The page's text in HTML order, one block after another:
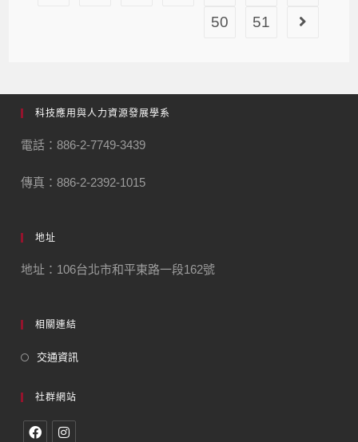
50
51
科技應用與人力資源發展學系
電話：886-2-7749-3439
傳真：886-2-2392-1015
地址
地址：106台北市和平東路一段162號
相關連結
交通資訊
社群網站